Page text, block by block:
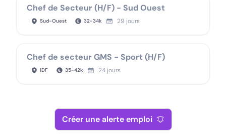
Chef de Secteur (H/F) - Sud Ouest
Sud-Ouest 32-34k 29 jours
Chef de secteur GMS - Sport (H/F)
IDF 35-42k 24 jours
Créer une alerte emploi